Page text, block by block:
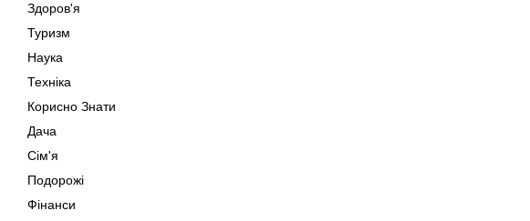
Здоров'я
Туризм
Наука
Техніка
Корисно Знати
Дача
Сім'я
Подорожі
Фінанси